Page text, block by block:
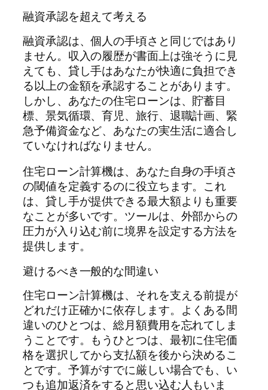
融資承認を超えて考える
融資承認は、個人の手頃さと同じではあり
ません。収入の履歴が書面上は強そうに見
えても、貸し手はあなたが快適に負担でき
る以上の金額を承認することがあります。
しかし、あなたの住宅ローンは、貯蓄目
標、景気循環、育児、旅行、退職計画、緊
急予備資金など、あなたの実生活に適合し
ていなければなりません。
住宅ローン計算機は、あなた自身の手頃さ
の閾値を定義するのに役立ちます。これ
は、貸し手が提供できる最大額よりも重要
なことが多いです。ツールは、外部からの
圧力が入り込む前に境界を設定する方法を
提供します。
避けるべき一般的な間違い
住宅ローン計算機は、それを支える前提が
どれだけ正確かに依存します。よくある間
違いのひとつは、総月額費用を忘れてしま
うことです。もうひとつは、最初に住宅価
格を選択してから支払額を後から決めるこ
とです。予算がすでに厳しい場合でも、い
つも追加返済をすると思い込む人もいま